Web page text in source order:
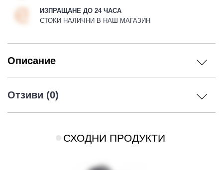
ИЗПРАЩАНЕ ДО 24 ЧАСА
СТОКИ НАЛИЧНИ В НАШ МАГАЗИН
Описание
Отзиви (0)
СХОДНИ ПРОДУКТИ